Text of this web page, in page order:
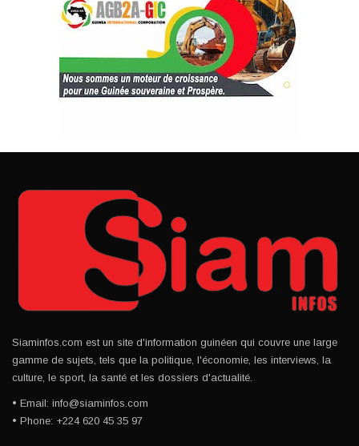
Siaminfos.com est un site d'information guinéen qui couvre une large
gamme de sujets, tels que la politique, l'économie, les interviews, la
culture, le sport, la santé et les dossiers d'actualité.
• Email: info@siaminfos.com
• Phone: +224 620 45 35 97